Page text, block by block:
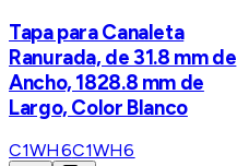
Tapa para Canaleta
Ranurada, de 31.8 mm de
Ancho, 1828.8 mm de
Largo, Color Blanco
C1WH6C1WH6